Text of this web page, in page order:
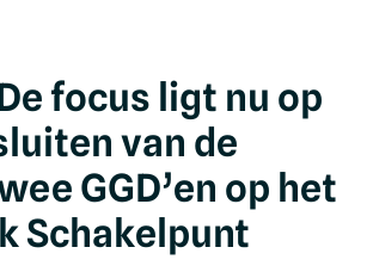
focus ligt nu op
van de
GGD’en op het
Schakelpunt